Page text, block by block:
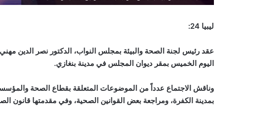
ليبيا 24:
عقد رئيس لجنة الصحة والبيئة بمجلس النواب، الدكتور نصر الدين
اليوم الخميس بمقر ديوان المجلس في مدينة بنغازي.
وناقش الاجتماع عدداً من الموضوعات المتعلقة بقطاع الصحة
بمدينة الكفرة، ومراجعة بعض القوانين الصحية، وفي مقدمتها قانون